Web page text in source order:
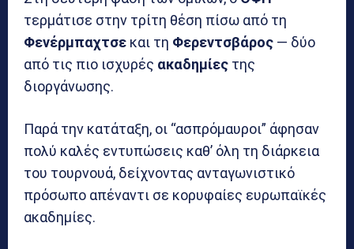
τερμάτισε στην τρίτη θέση πίσω από τη
Φενέρμπαχτσε και τη Φερεντσβάρος — δύο
από τις πιο ισχυρές ακαδημίες της
διοργάνωσης.
Παρά την κατάταξη, οι “ασπρόμαυροι” άφησαν
πολύ καλές εντυπώσεις καθ’ όλη τη διάρκεια
του τουρνουά, δείχνοντας ανταγωνιστικό
πρόσωπο απέναντι σε κορυφαίες ευρωπαϊκές
ακαδημίες.